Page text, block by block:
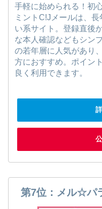
手軽に始められる！初
ミントC!Jメールは、
い系サイト。登録直後
な本人確認などもシン
の若年層に人気があり
方におすすめ。ポイン
良く利用できます。
第7位：メル☆パ